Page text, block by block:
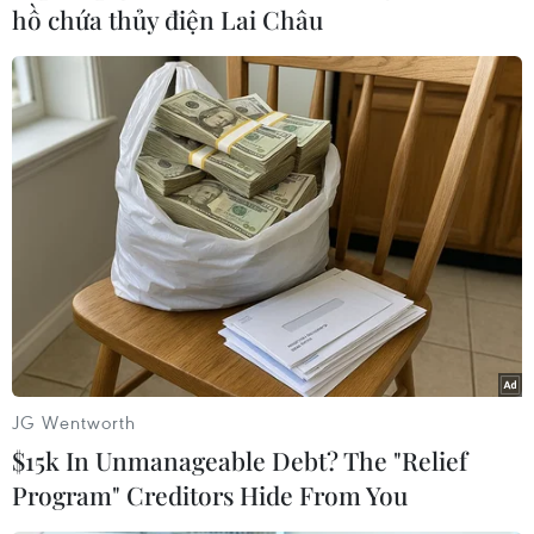
có nơi đặc biệt gay gắt. Gió Tây Nam cấp 2-3.
Nhiệt độ thấp nhất 27-30 độ C, có nơi dưới 27 độ
C. Nhiệt độ cao nhất 36-39 độ C, có nơi trên 39
độ C.
[Biến đổi khí hậu làm tăng 30 lần khả năng
xảy ra nắng nóng kỷ lục]
Các tỉnh, thành phố từ Đà Nẵng-Bình Thuận có
mây, phía Bắc chiều tối có mưa rào, dông vài
nơi, đêm không mưa, ngày nắng nóng gay gắt,
có nơi đặt biệt gay gắt; phía Nam chiều tối và
đêm có mưa rào, dông vài nơi; trong mưa dông
có khả năng xảy ra lốc, sét, gió giật mạnh. Gió
Tây Nam cấp 2-3. Nhiệt độ thấp nhất 26-29 độ C.
Nhiệt độ cao nhất phía Bắc 36-39 độ C, có nơi
hồ chứa thủy điện Lai Châu
JG Wentworth
$15k In Unmanageable Debt? The "Relief
Program" Creditors Hide From You